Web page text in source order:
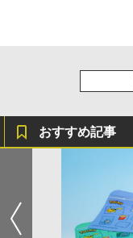
おすすめ記事